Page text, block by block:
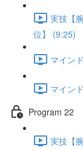
実技【
位】 (9:25)
マイン
マイン
Program 22
実技【